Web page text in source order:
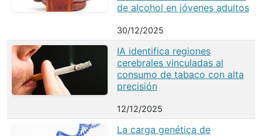
de alcohol en jóvenes adultos
30/12/2025
IA identifica regiones
cerebrales vinculadas al
consumo de tabaco con alta
precisión
12/12/2025
La carga genética de